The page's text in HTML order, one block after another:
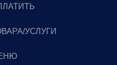
УСЛУГИ